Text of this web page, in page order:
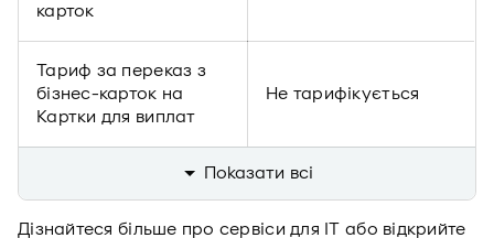
карток
Тариф за переказ з
бізнес-карток на
Картки для виплат
Не тарифікується
Показати всi
Дізнайтеся більше про сервіси для IT або відкрийте